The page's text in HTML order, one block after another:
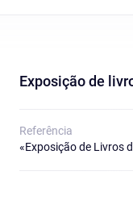
Exposição de
Referência
«Exposição de Livros